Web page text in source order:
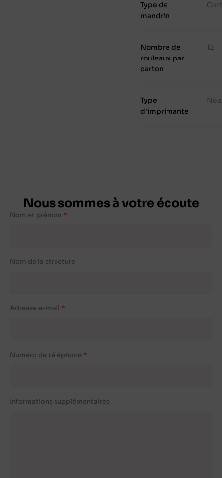
Type de
mandrin
Nombre de
rouleaux par
carton
12
Type
d'imprimante
Nous sommes à votre écoute
Nom et prénom
Nom de la structure
Adresse e-mail
Numéro de téléphone
Informations supplémentaires